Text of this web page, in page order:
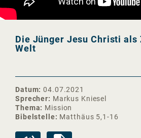
Die Jünger Jesu Christi als
Welt
Datum 04.07.2021
Sprecher
Markus Kniesel
Thema
Mission
Bibelstelle
Matthäus 5,1-16